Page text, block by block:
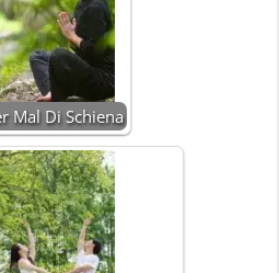
Mal Di Schiena